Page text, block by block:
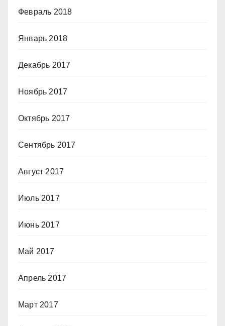
Февраль 2018
Январь 2018
Декабрь 2017
Ноябрь 2017
Октябрь 2017
Сентябрь 2017
Август 2017
Июль 2017
Июнь 2017
Май 2017
Апрель 2017
Март 2017